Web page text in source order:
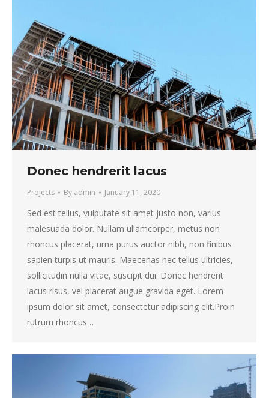
Donec hendrerit lacus
Projects By admin January 11, 2020
Sed est tellus, vulputate sit amet justo non, varius
malesuada dolor. Nullam ullamcorper, metus non
rhoncus placerat, urna purus auctor nibh, non finibus
sapien turpis ut mauris. Maecenas nec tellus ultricies,
sollicitudin nulla vitae, suscipit dui. Donec hendrerit
lacus risus, vel placerat augue gravida eget. Lorem
ipsum dolor sit amet, consectetur adipiscing elit.Proin
rutrum rhoncus…